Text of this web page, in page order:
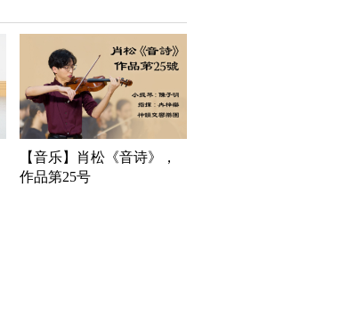
【音乐】肖松《音诗》，
作品第25号